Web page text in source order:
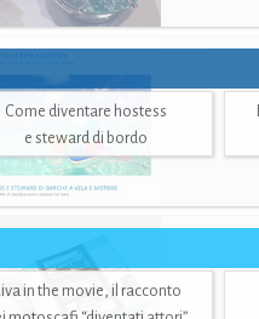
Come diventare hostess
e steward di bordo
in the movie, il racconto